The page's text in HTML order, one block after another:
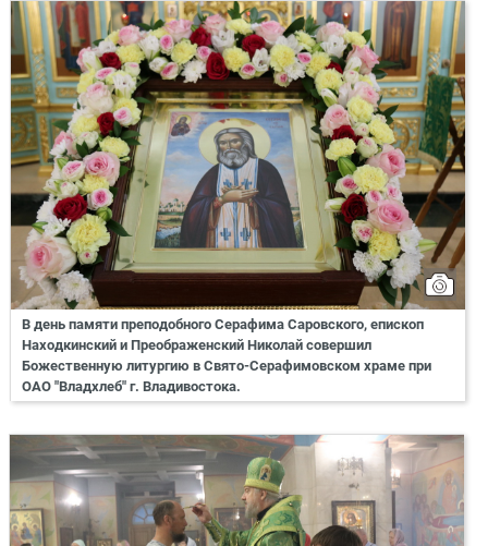
В день памяти преподобного Серафима Саровского, епископ
Находкинский и Преображенский Николай совершил
Божественную литургию в Свято-Серафимовском храме при
ОАО "Владхлеб" г. Владивостока.